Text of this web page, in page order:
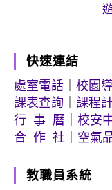
快速連結
處室電話
校園
課表查詢
課程
行 事 曆
校安
合 作 社
空氣
教職員系統